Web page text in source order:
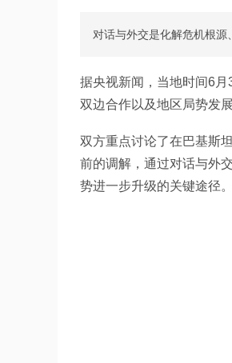
对话与外交是化解危机根源
据央视新闻，当地时间6
双边合作以及地区局势发
双方重点讨论了在巴基斯
前的调解，通过对话与外
势进一步升级的关键途径。